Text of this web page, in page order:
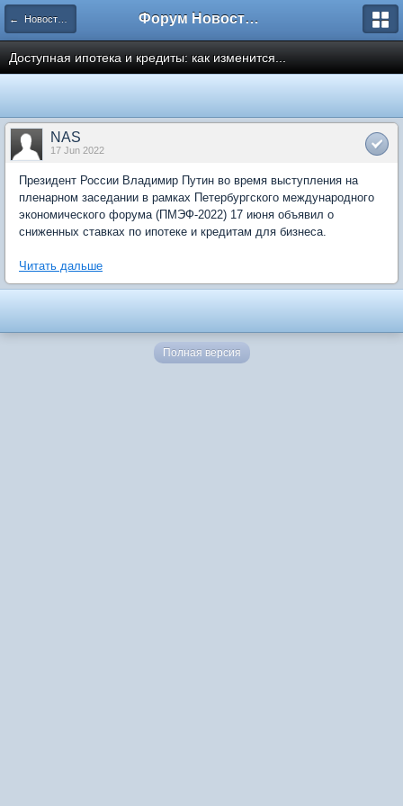
← Новости рынка недвижимости Форум Новостройки
Доступная ипотека и кредиты: как изменится...
NAS
17 Jun 2022
Президент России Владимир Путин во время выступления на
пленарном заседании в рамках Петербургского международного
экономического форума (ПМЭФ-2022) 17 июня объявил о
сниженных ставках по ипотеке и кредитам для бизнеса.
Читать дальше
Полная версия